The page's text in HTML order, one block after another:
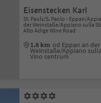
Eisenstecken Karl
St. Pauls/S. Paolo - Eppan/
der Weinstaße/Appiano sulla
Alto Adige Wine Road
1.8 km od Eppan an der
Weinstaße/Appiano
Vino centrum